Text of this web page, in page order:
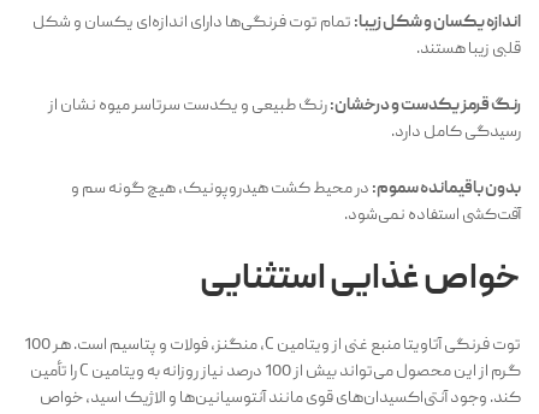
اندازه یکسان و شکل زیبا: تمام توت فرنگی‌ها دارای اندازه‌ای یکسان و شکل
قلبی زیبا هستند.
رنگ قرمز یکدست و درخشان:رنگ طبیعی و یکدست سرتاسر میوه نشان از
رسیدگی کامل دارد.
بدون باقیمانده سموم: در محیط کشت هیدروپونیک، هیچ گونه سم و
آفت‌کشی استفاده نمی‌شود.
خواص غذایی استثنایی
توت فرنگی آتاویتا منبع غنی از ویتامین C، منگنز، فولات و پتاسیم است. هر 100
گرم از این محصول می‌تواند بیش از 100 درصد نیاز روزانه به ویتامین C را تأمین
کند. وجود آنتی‌اکسیدان‌های قوی مانند آنتوسیانین‌ها و الاژیک اسید، خواص